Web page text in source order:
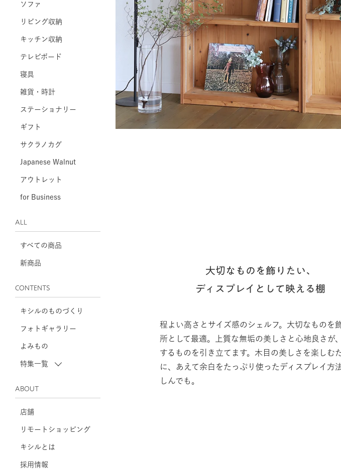
ソファ
リビング収納
キッチン収納
テレビボード
寝具
雑貨・時計
ステーショナリー
ギフト
サクラノカグ
Japanese Walnut
アウトレット
for Business
ALL
すべての商品
新商品
CONTENTS
キシルのものづくり
フォトギャラリー
よみもの
特集一覧
ABOUT
店舗
リモートショッピング
キシルとは
採用情報
大切なものを飾りたい、
ディスプレイとして映える棚
程よい高さとサイズ感のシェルフ。大切なものを
所として最適。上質な無垢の美しさと心地良さが
するものを引き立てます。木目の美しさを楽しむ
に、あえて余白をたっぷり使ったディスプレイ方
しんでも。